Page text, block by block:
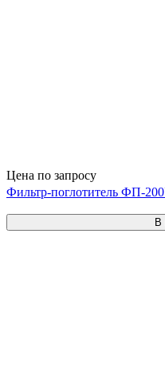
Цена по запросу
Фильтр-поглотитель ФП-
В